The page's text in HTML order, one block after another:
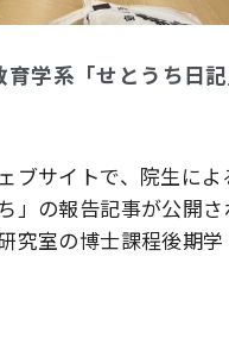
育学系「せとうち日
ブサイトで、院生によ
」の報告記事が公開さ
究室の博士課程後期学